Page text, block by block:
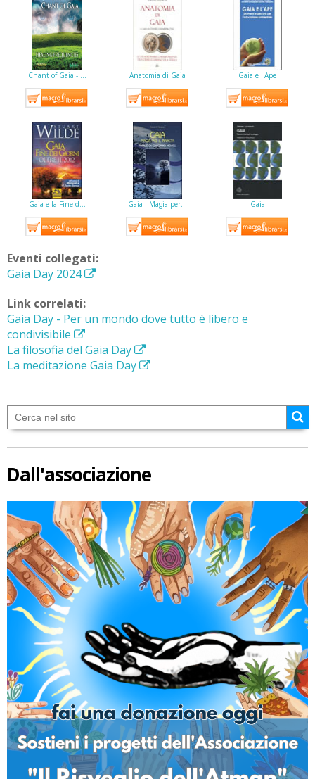
Chant of Gaia - … Anatomia di Gaia Gaia e l'Ape
Gaia e la Fine d… Gaia - Magia per… Gaia
Eventi collegati:
Gaia Day 2024
Link correlati:
Gaia Day - Per un mondo dove tutto è libero e
condivisibile
La filosofia del Gaia Day
La meditazione Gaia Day
Dall'associazione